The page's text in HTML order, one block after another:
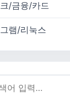
/금융/카드
램/리눅스
: